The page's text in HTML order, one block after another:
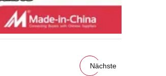
Nächste